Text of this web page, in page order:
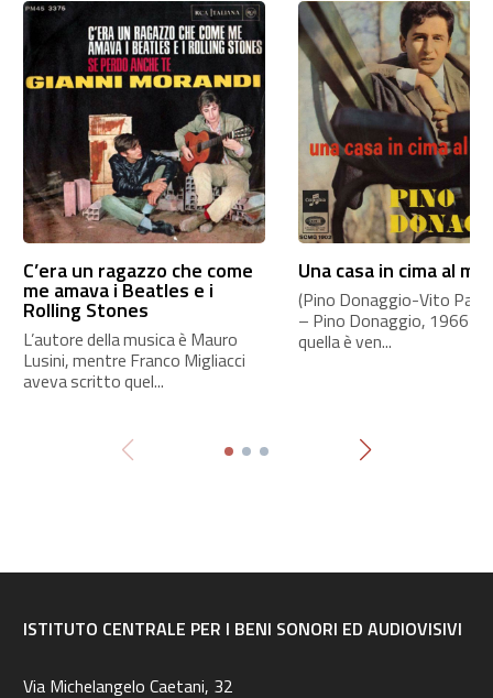
C’era un ragazzo che come
me amava i Beatles e i
Rolling Stones
L’autore della musica è Mauro
Lusini, mentre Franco Migliacci
aveva scritto quel...
Una casa in cima al
(Pino Donaggio-Vito
– Pino Donaggio, 1966
quella è ven...
ISTITUTO CENTRALE PER I BENI SONORI ED AUDIOVISIVI
Via Michelangelo Caetani, 32